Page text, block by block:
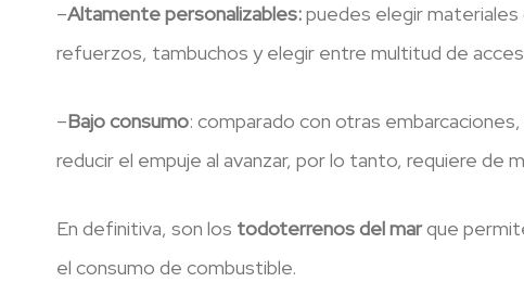
–Altamente personalizables:puedes elegir
refuerzos, tambuchos y elegir entre multitud de
–Bajo consumo: comparado con otras
reducir el empuje al avanzar, por lo tanto, requiere de
En definitiva, son los todoterrenos del marque
el consumo de combustible.